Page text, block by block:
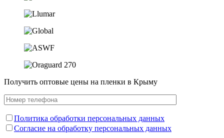
Получить оптовые цены на пленки в Крыму
Политика обработки персональных данных
Согласие на обработку персональных данных